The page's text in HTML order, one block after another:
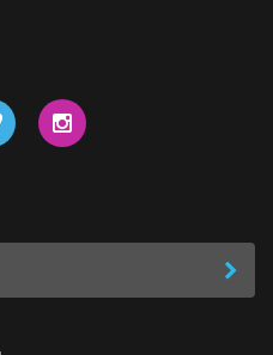
登